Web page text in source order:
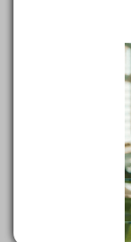
Odmaturuj
Mgr. Juraj